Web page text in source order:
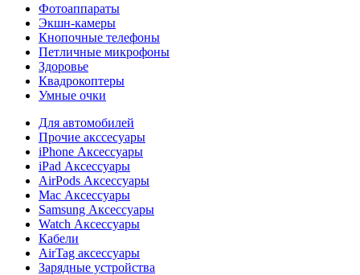
Фотоаппараты
Экшн-камеры
Кнопочные телефоны
Петличные микрофоны
Здоровье
Квадрокоптеры
Умные очки
Для автомобилей
Прочие акссесуары
iPhone Аксессуары
iPad Аксессуары
AirPods Аксессуары
Mac Аксессуары
Samsung Аксессуары
Watch Аксессуары
Кабели
AirTag аксессуары
Зарядные устройства